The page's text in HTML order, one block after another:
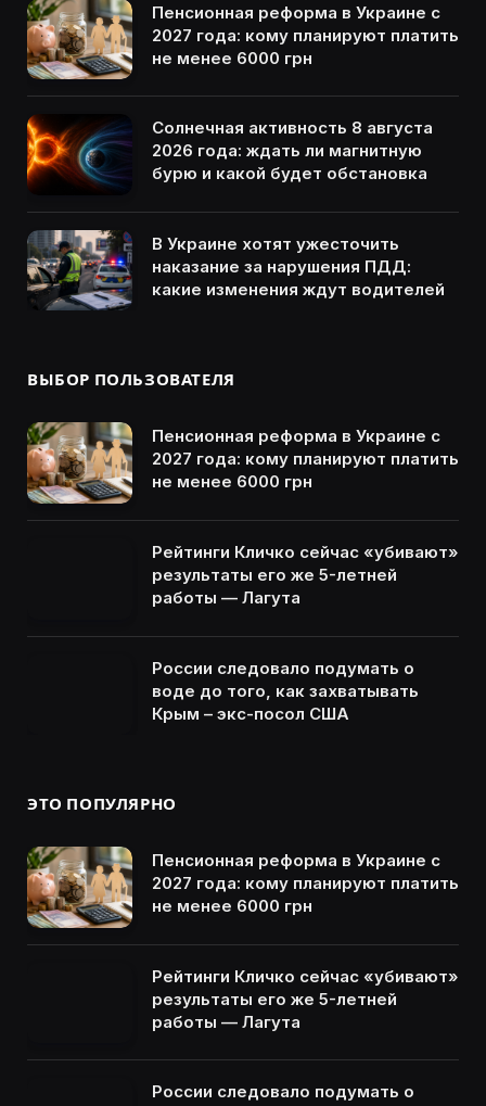
Пенсионная реформа в Украине с
2027 года: кому планируют платить
не менее 6000 грн
Солнечная активность 8 августа
2026 года: ждать ли магнитную
бурю и какой будет обстановка
В Украине хотят ужесточить
наказание за нарушения ПДД:
какие изменения ждут водителей
ВЫБОР ПОЛЬЗОВАТЕЛЯ
Пенсионная реформа в Украине с
2027 года: кому планируют платить
не менее 6000 грн
Рейтинги Кличко сейчас «убивают»
результаты его же 5-летней
работы — Лагута
России следовало подумать о
воде до того, как захватывать
Крым – экс-посол США
ЭТО ПОПУЛЯРНО
Пенсионная реформа в Украине с
2027 года: кому планируют платить
не менее 6000 грн
Рейтинги Кличко сейчас «убивают»
результаты его же 5-летней
работы — Лагута
России следовало подумать о